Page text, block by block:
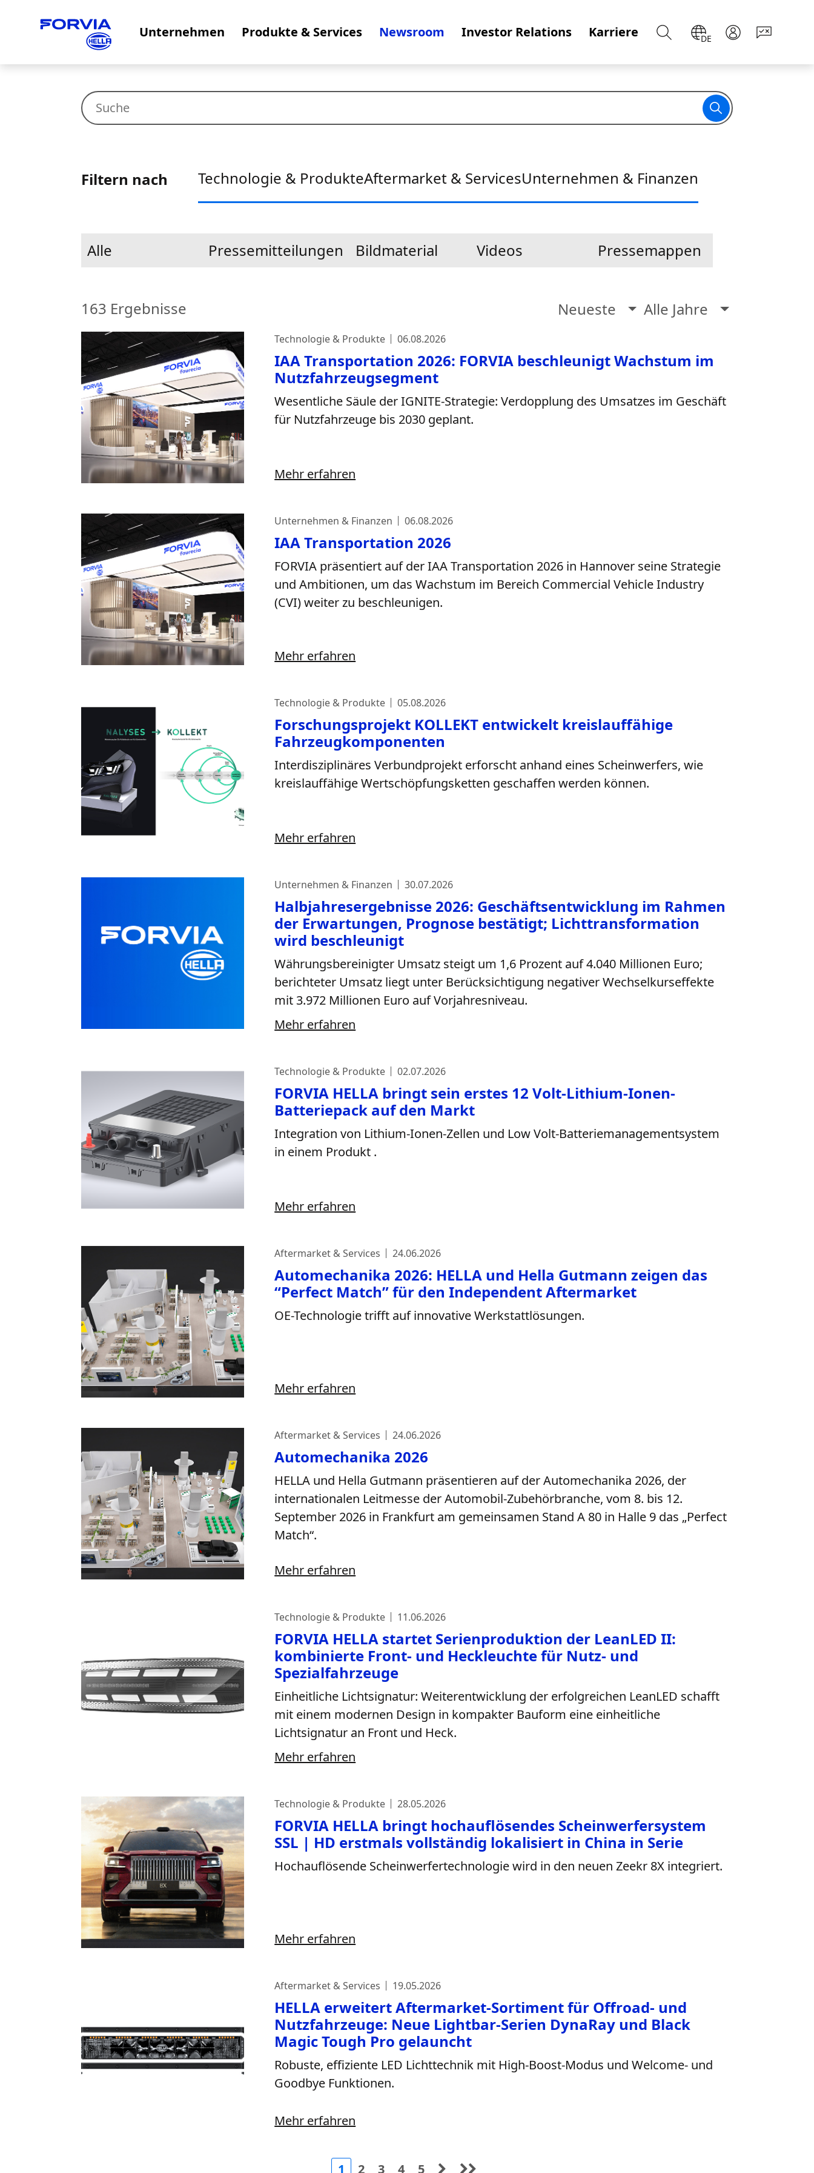
Unternehmen Produkte & Services Newsroom Investor Relations Karriere DE
Filtern nach Technologie & ProdukteAftermarket & ServicesUnternehmen & Finanzen
Alle Pressemitteilungen Bildmaterial Videos Pressemappen
Neueste Alle Jahre
163 Ergebnisse
Technologie & Produkte 06.08.2026
IAA Transportation 2026: FORVIA beschleunigt Wachstum im
Nutzfahrzeugsegment
Wesentliche Säule der IGNITE-Strategie: Verdopplung des Umsatzes im Geschäft
für Nutzfahrzeuge bis 2030 geplant.
Mehr erfahren
Unternehmen & Finanzen 06.08.2026
IAA Transportation 2026
FORVIA präsentiert auf der IAA Transportation 2026 in Hannover seine Strategie
und Ambitionen, um das Wachstum im Bereich Commercial Vehicle Industry
(CVI) weiter zu beschleunigen. ​
Mehr erfahren
Technologie & Produkte 05.08.2026
Forschungsprojekt KOLLEKT entwickelt kreislauffähige
Fahrzeugkomponenten
Interdisziplinäres Verbundprojekt erforscht anhand eines Scheinwerfers, wie
kreislauffähige Wertschöpfungsketten geschaffen werden können.
Mehr erfahren
Unternehmen & Finanzen 30.07.2026
Halbjahresergebnisse 2026: Geschäftsentwicklung im Rahmen
der Erwartungen, Prognose bestätigt; Lichttransformation
wird beschleunigt
Währungsbereinigter Umsatz steigt um 1,6 Prozent auf 4.040 Millionen Euro;
berichteter Umsatz liegt unter Berücksichtigung negativer Wechselkurseffekte
mit 3.972 Millionen Euro auf Vorjahresniveau.
Mehr erfahren
Technologie & Produkte 02.07.2026
FORVIA HELLA bringt sein erstes 12 Volt-Lithium-Ionen-
Batteriepack auf den Markt
Integration von Lithium-Ionen-Zellen und Low Volt-Batteriemanagementsystem
in einem Produkt .
Mehr erfahren
Aftermarket & Services 24.06.2026
Automechanika 2026: HELLA und Hella Gutmann zeigen das
“Perfect Match” für den Independent Aftermarket
OE-Technologie trifft auf innovative Werkstattlösungen.
Mehr erfahren
Aftermarket & Services 24.06.2026
Automechanika 2026
HELLA und Hella Gutmann präsentieren auf der Automechanika 2026, der
internationalen Leitmesse der Automobil-Zubehörbranche, vom 8. bis 12.
September 2026 in Frankfurt am gemeinsamen Stand A 80 in Halle 9 das „Perfect
Match“.
Mehr erfahren
Technologie & Produkte 11.06.2026
FORVIA HELLA startet Serienproduktion der LeanLED II:
kombinierte Front- und Heckleuchte für Nutz- und
Spezialfahrzeuge
Einheitliche Lichtsignatur: Weiterentwicklung der erfolgreichen LeanLED schafft
mit einem modernen Design in kompakter Bauform eine einheitliche
Lichtsignatur an Front und Heck.
Mehr erfahren
Technologie & Produkte 28.05.2026
FORVIA HELLA bringt hochauflösendes Scheinwerfersystem
SSL | HD erstmals vollständig lokalisiert in China in Serie
Hochauflösende Scheinwerfertechnologie wird in den neuen Zeekr 8X integriert.
Mehr erfahren
Aftermarket & Services 19.05.2026
HELLA erweitert Aftermarket-Sortiment für Offroad- und
Nutzfahrzeuge: Neue Lightbar-Serien DynaRay und Black
Magic Tough Pro gelauncht
Robuste, effiziente LED Lichttechnik mit High-Boost-Modus und Welcome- und
Goodbye Funktionen.
Mehr erfahren
1 2 3 4 5